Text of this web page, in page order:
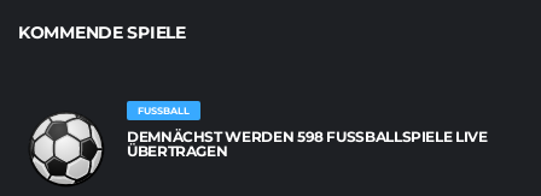
KOMMENDE SPIELE
FUSSBALL
DEMNÄCHST WERDEN 598 FUSSBALLSPIELE LIVE Ü
BERTRAGEN